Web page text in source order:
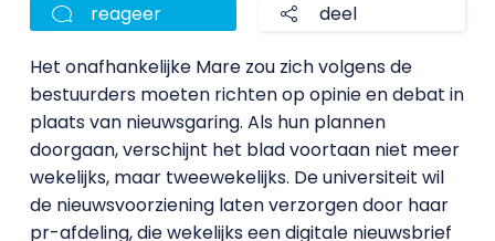
reageer deel
Het onafhankelijke Mare zou zich volgens de
bestuurders moeten richten op opinie en debat in
plaats van nieuwsgaring. Als hun plannen
doorgaan, verschijnt het blad voortaan niet meer
wekelijks, maar tweewekelijks. De universiteit wil
de nieuwsvoorziening laten verzorgen door haar
pr-afdeling, die wekelijks een digitale nieuwsbrief